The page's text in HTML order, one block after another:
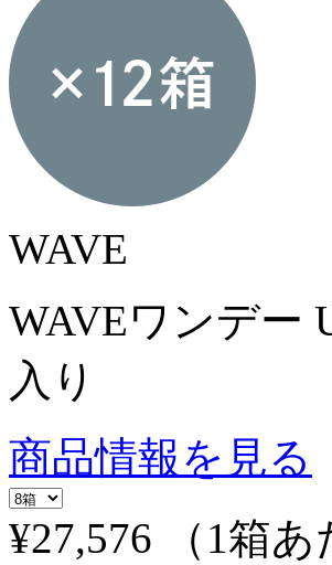
WAVE
WAVEワンデー
入り
商品情報を見る
¥27,576
（1箱あ